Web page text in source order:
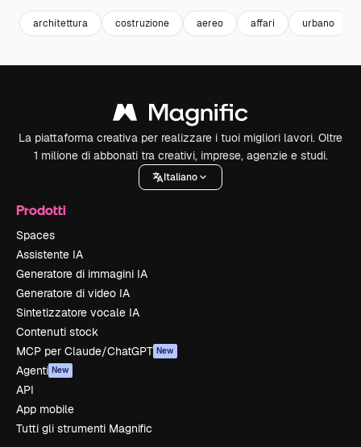
architettura costruzione aereo affari urbano
La piattaforma creativa per realizzare i tuoi migliori lavori. Oltre
1 milione di abbonati tra creativi, imprese, agenzie e studi.
Italiano
Prodotti
Spaces
Assistente IA
Generatore di immagini IA
Generatore di video IA
Sintetizzatore vocale IA
Contenuti stock
MCP per Claude/ChatGPT New
Agenti New
API
App mobile
Tutti gli strumenti Magnific